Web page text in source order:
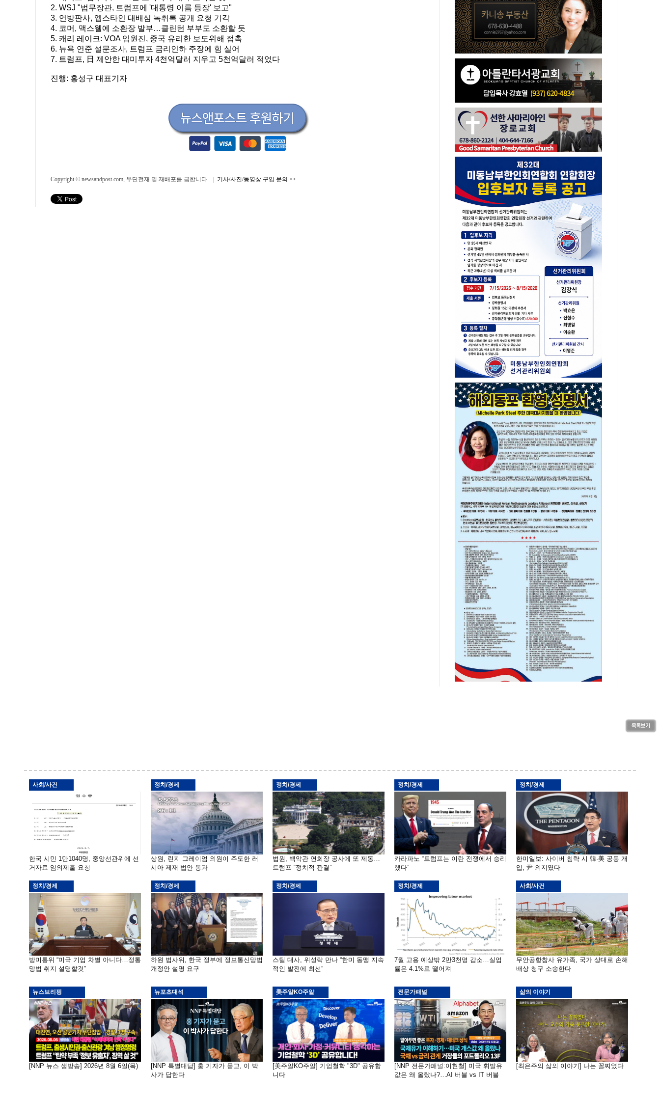
2. WSJ "법무장관, 트럼프에 '대통령 이름 등장' 보고"
3. 연방판사, 엡스타인 대배심 녹취록 공개 요청 기각
4. 코머, 맥스웰에 소환장 발부…클린턴 부부도 소환할 듯
5. 캐리 레이크: VOA 임원진, 중국 유리한 보도위해 접촉
6. 뉴욕 연준 설문조사, 트럼프 금리인하 주장에 힘 실어
7. 트럼프, 日 제안한 대미투자 4천억달러 지우고 5천억달러 적었다
진행: 홍성구 대표기자
Copyright © newsandpost.com, 무단전재 및 재배포를 금합니다. | 기사/사진/동영상 구입 문의 >>
사회/사건
한국 시민 1만1040명, 중앙선관위에 선
거자료 임의제출 요청
정치/경제
상원, 린지 그레이엄 의원이 주도한 러
시아 제재 법안 통과
정치/경제
법원, 백악관 연회장 공사에 또 제동…
트럼프 “정치적 판결”
정치/경제
카라파노 “트럼프는 이란 전쟁에서 승리
했다”
정치/경제
한미일보: 사이버 침략 시 韓·美 공동 개
입, 尹 의지였다
정치/경제
방미통위 “미국 기업 차별 아니다…정통
망법 취지 설명할것”
정치/경제
하원 법사위, 한국 정부에 정보통신망법
개정안 설명 요구
정치/경제
스틸 대사, 위성락 만나 “한미 동맹 지속
적인 발전에 최선”
정치/경제
7월 고용 예상밖 2만3천명 감소…실업
률은 4.1%로 떨어져
사회/사건
무안공항참사 유가족, 국가 상대로 손해
배상 청구 소송한다
뉴스브리핑
[NNP 뉴스 생방송] 2026년 8월 6일(목)
뉴포초대석
[NNP 특별대담] 홍 기자가 묻고, 이 박
사가 답한다
美주알KO주알
[美주알KO주알] 기업철학 "3D" 공유합
니다
전문가패널
[NNP 전문가패널:이현철] 미국 휘발유
값은 왜 올랐나?…AI 버블 vs IT 버블
삶의 이야기
[최은주의 삶의 이야기] 나는 꼴찌였다